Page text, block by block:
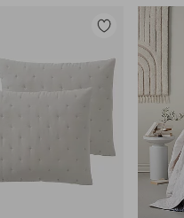
Tilføj
favoritter